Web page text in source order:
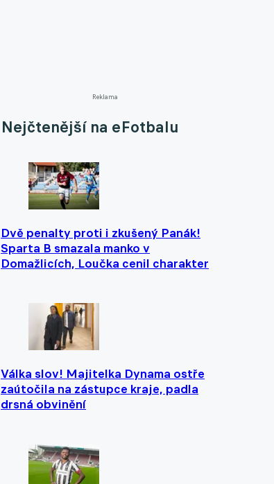
Reklama
Nejčtenější na eFotbalu
Dvě penalty proti i zkušený Panák!
Sparta B smazala manko v
Domažlicích, Loučka cenil charakter
Válka slov! Majitelka Dynama ostře
zaútočila na zástupce kraje, padla
drsná obvinění